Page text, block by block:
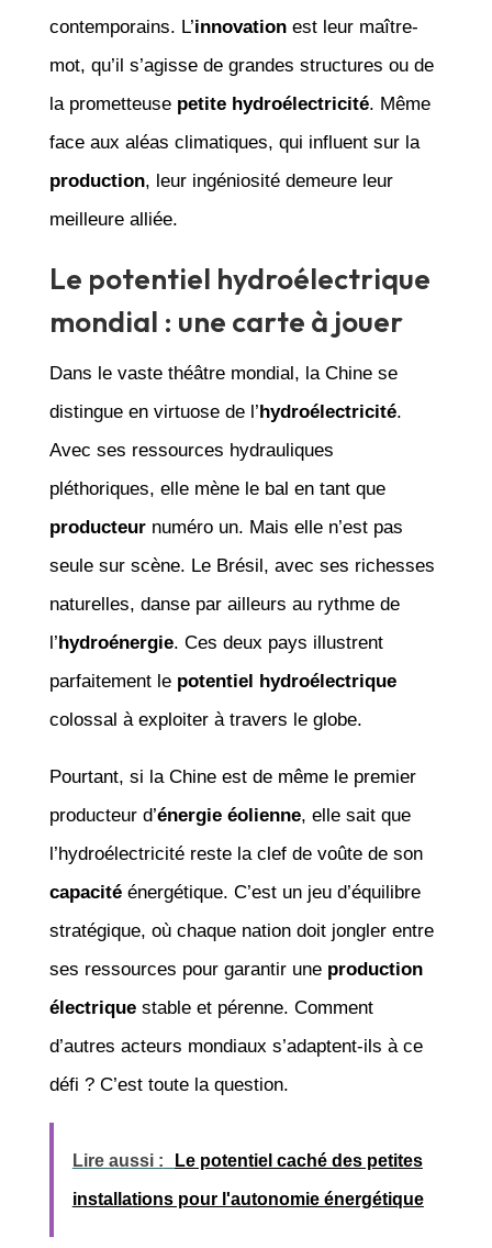
contemporains. L’innovationest leur maître-
mot, qu’il s’agisse de grandes structures ou de
la prometteuse petite hydroélectricité. Même
face aux aléas climatiques, qui influent sur la
production, leur ingéniosité demeure leur
meilleure alliée.
Le potentiel hydroélectrique
mondial : une carte à jouer
Dans le vaste théâtre mondial, la Chine se
distingue en virtuose de l’hydroélectricité.
Avec ses ressources hydrauliques
pléthoriques, elle mène le bal en tant que
producteurnuméro un. Mais elle n’est pas
seule sur scène. Le Brésil, avec ses richesses
naturelles, danse par ailleurs au rythme de
l’hydroénergie. Ces deux pays illustrent
parfaitement le potentiel hydroélectrique
colossal à exploiter à travers le globe.
Pourtant, si la Chine est de même le premier
producteur d’énergie éolienne, elle sait que
l’hydroélectricité reste la clef de voûte de son
capacitéénergétique. C’est un jeu d’équilibre
stratégique, où chaque nation doit jongler entre
ses ressources pour garantir une production
électriquestable et pérenne. Comment
d’autres acteurs mondiaux s’adaptent-ils à ce
défi ? C’est toute la question.
Lire aussi : Le potentiel caché des petites
installations pour l'autonomie énergétique